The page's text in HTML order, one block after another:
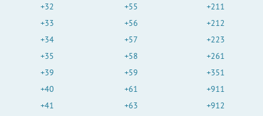
+32
+33
+34
+35
+39
+40
+41
+55
+56
+57
+58
+59
+61
+63
+211
+212
+223
+261
+351
+911
+912